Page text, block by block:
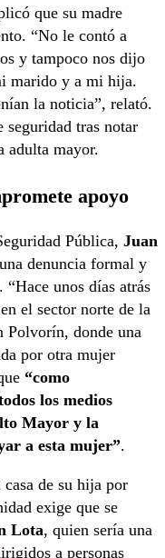
que su madre
“No le contó a
y tampoco nos dijo
marido y a mi hija.
la noticia”, relató.
tras notar
adulta mayor.
apoyo
Pública, Juan
denuncia formal y
unos días atrás
el sector norte de la
Polvorín, donde una
por otra mujer
“como
los medios
Mayor y la
a esta mujer”.
de su hija por
exige que se
Lota, quien sería una
a personas